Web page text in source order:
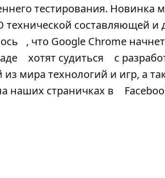
тестирования. Новинка
составляющей и
, что Google Chrome
хотят судиться
с
мира технологий и игр, а
наших страничках в